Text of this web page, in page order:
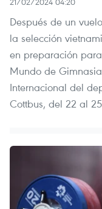
Después de un
la selección
en preparación
Mundo de
Internacional del
Cottbus, del 22 al